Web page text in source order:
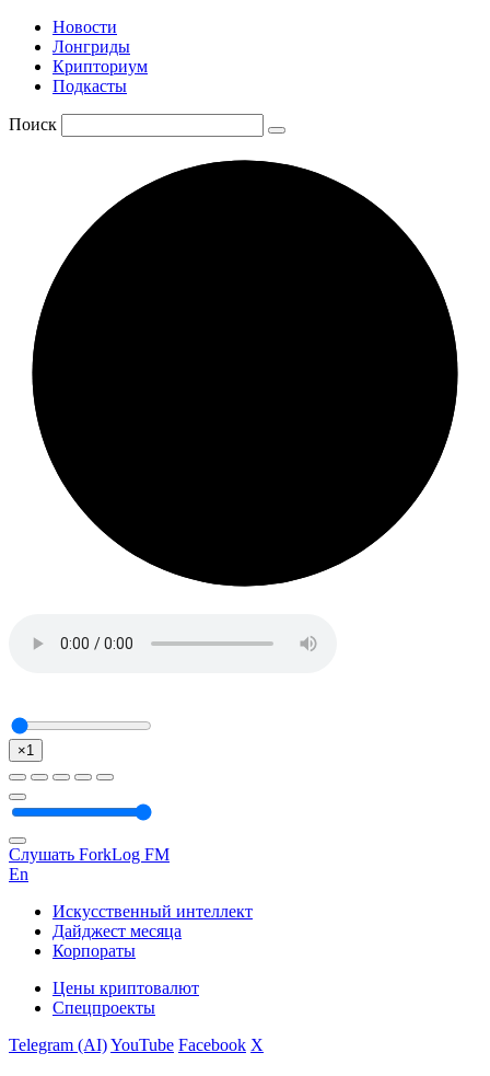
Новости
Лонгриды
Крипториум
Подкасты
Поиск
×1
Слушать ForkLog FM
En
Искусственный интеллект
Дайджест месяца
Корпораты
Цены криптовалют
Спецпроекты
Telegram (AI)YouTube Facebook X